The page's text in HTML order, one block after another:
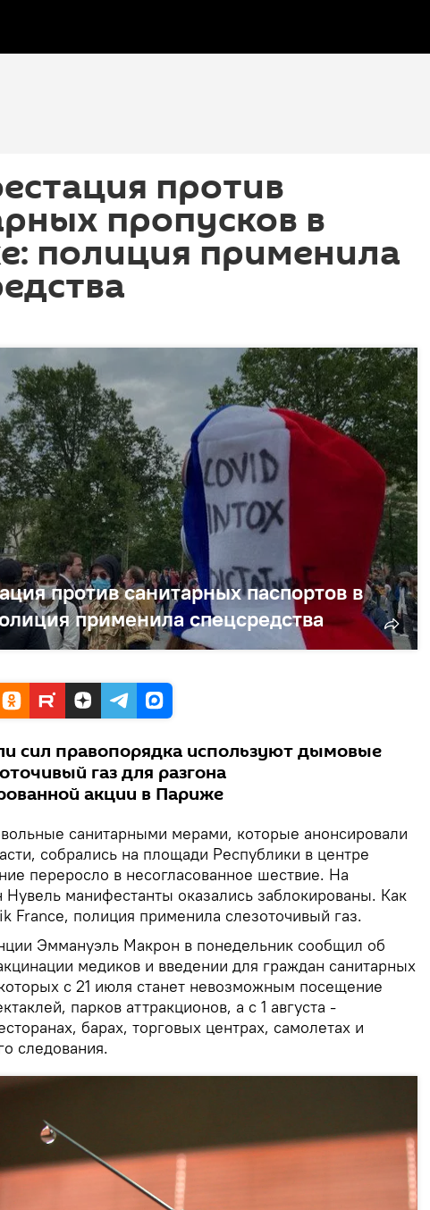
против
пропусков в
полиция применила
против санитарных паспортов в
применила спецсредства
сил правопорядка используют дымовые
газ для разгона
акции в Париже
санитарными мерами, которые анонсировали
собрались на площади Pеспублики в центре
переросло в несогласованное шествие. На
Нувель манифестанты оказались заблокированы. Как
France, полиция применила слезоточивый газ.
Эммануэль Макрон в понедельник сообщил об
медиков и введении для граждан санитарных
с 21 июля станет невозможным посещение
парков аттракционов, а с 1 августа -
барах, торговых центрах, самолетах и
следования.